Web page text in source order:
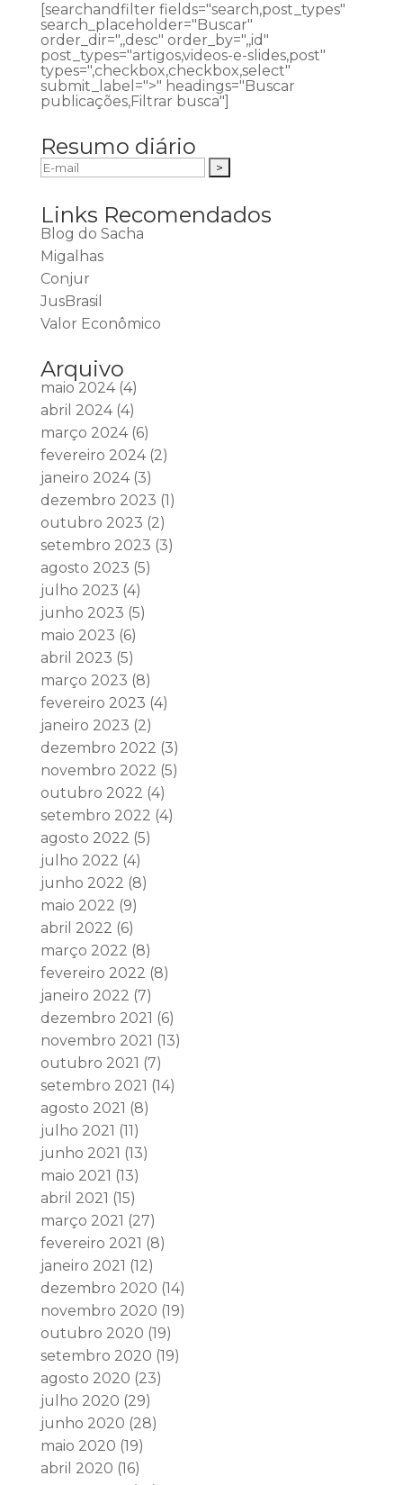
[searchandfilter fields="search,post_types"
search_placeholder="Buscar"
order_dir=",,desc" order_by=",,id"
post_types="artigos,videos-e-slides,post"
types=",checkbox,checkbox,select"
submit_label=">" headings="Buscar
publicações,Filtrar busca"]
Resumo diário
Links Recomendados
Blog do Sacha
Migalhas
Conjur
JusBrasil
Valor Econômico
Arquivo
maio 2024(4)
abril 2024(4)
março 2024(6)
fevereiro 2024(2)
janeiro 2024(3)
dezembro 2023 (1)
outubro 2023 (2)
setembro 2023 (3)
agosto 2023 (5)
julho 2023 (4)
junho 2023 (5)
maio 2023 (6)
abril 2023 (5)
março 2023 (8)
fevereiro 2023 (4)
janeiro 2023 (2)
dezembro 2022 (3)
novembro 2022 (5)
outubro 2022 (4)
setembro 2022 (4)
agosto 2022 (5)
julho 2022 (4)
junho 2022 (8)
maio 2022 (9)
abril 2022 (6)
março 2022 (8)
fevereiro 2022 (8)
janeiro 2022 (7)
dezembro 2021 (6)
novembro 2021 (13)
outubro 2021 (7)
setembro 2021 (14)
agosto 2021 (8)
julho 2021 (11)
junho 2021 (13)
maio 2021 (13)
abril 2021 (15)
março 2021 (27)
fevereiro 2021 (8)
janeiro 2021 (12)
dezembro 2020 (14)
novembro 2020 (19)
outubro 2020 (19)
setembro 2020 (19)
agosto 2020 (23)
julho 2020 (29)
junho 2020 (28)
maio 2020 (19)
abril 2020 (16)